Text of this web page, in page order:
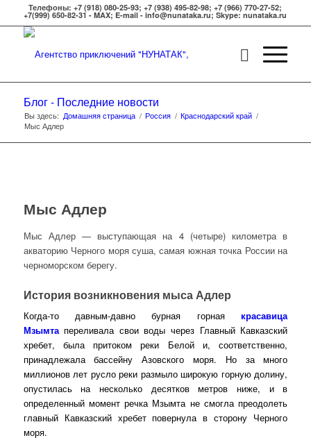
Телефоны: +7 (918) 080-25-93; +7 (938) 495-82-98; +7 (966) 770-27-52;
+7(999) 650-82-31 - MAX; E-mail - info@nunataka.ru; Skype: nunataka.ru
Блог - Последние новости
Вы здесь: Домашняя страница / Россия / Краснодарский край /
Мыс Адлер
Мыс Адлер
Мыс Адлер — выступающая на 4 (четыре) километра в
акваторию Черного моря суша, самая южная точка России на
черноморском берегу.
История возникновения мыса Адлер
Когда-то давным-давно бурная горнаякрасавица
Мзымтапереливала свои воды через Главный Кавказский
хребет, была притоком реки Белой и, соответственно,
принадлежала бассейну Азовского моря. Но за много
миллионов лет русло реки размыло широкую горную долину,
опустилась на несколько десятков метров ниже, и в
определенный момент речка Мзымта не смогла преодолеть
главный Кавказский хребет повернула в сторону Черного
моря.